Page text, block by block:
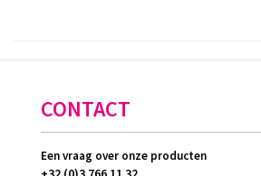
CONTACT
Een vraag over onze producten